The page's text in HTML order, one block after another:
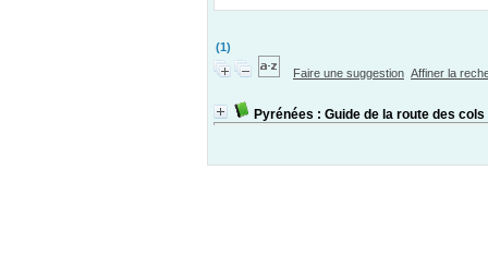
(1)
Faire une suggestion Affiner la
Pyrénées : Guide de la route des cols